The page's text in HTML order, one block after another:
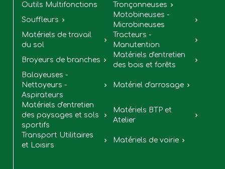
Outils Multifonctions Tronçonneuses 
Souffleurs 
Motobineuses -
Microbineuses

Matériels de travail
du sol

Tracteurs -
Manutention

Broyeurs de branches 
Matériels d'entretien
des bois et forêts

Balayeuses -
Nettoyeurs -
Aspirateurs
 Matériel d'arrosage 
Matériels d'entretien
des paysages et sols
sportifs

Matériels BTP et
Atelier

Transport Utilitaires
et Loisirs
 Matériels de voirie 